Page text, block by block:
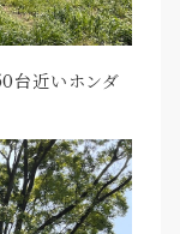
台近いホンダ